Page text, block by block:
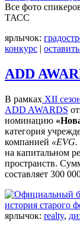
Все фото
ТАСС
ярлычок:
конкурс |
ADD
В рамках XII
ADD AWARDS
номинацию
категория
компанией «EVG.
на капитальном
пространств.
составляет 300
ярлычок: realty,